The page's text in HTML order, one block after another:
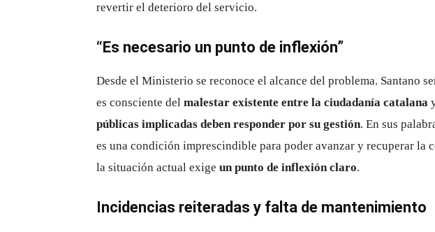
revertir el deterioro del servicio.
“Es necesario un punto de inflexión”
Desde el Ministerio se reconoce el alcance del problema. Santano
es consciente del malestar existente entre la ciudadanía catalana
públicas implicadas deben responder por su gestión. En sus
es una condición imprescindible para poder avanzar y recuperar la
la situación actual exige un punto de inflexión claro.
Incidencias reiteradas y falta de mantenimiento